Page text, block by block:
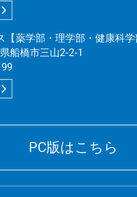
【薬学部・理学部・健康科
船橋市三山2-2-1
PC版はこちら